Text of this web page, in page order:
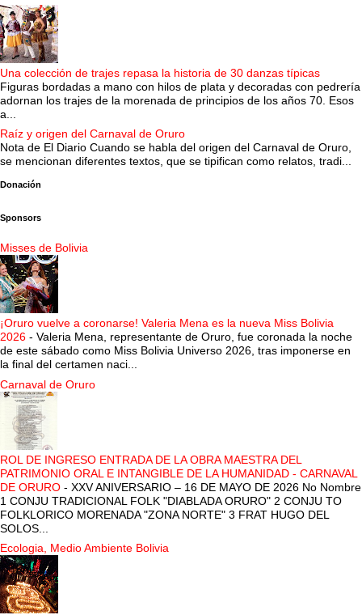
Una colección de trajes repasa la historia de 30 danzas típicas
Figuras bordadas a mano con hilos de plata y decoradas con pedrería
adornan los trajes de la morenada de principios de los años 70. Esos
a...
Raíz y origen del Carnaval de Oruro
Nota de El Diario Cuando se habla del origen del Carnaval de Oruro,
se mencionan diferentes textos, que se tipifican como relatos, tradi...
Donación
Sponsors
Misses de Bolivia
¡Oruro vuelve a coronarse! Valeria Mena es la nueva Miss Bolivia
2026 - Valeria Mena, representante de Oruro, fue coronada la noche
de este sábado como Miss Bolivia Universo 2026, tras imponerse en
la final del certamen naci...
Carnaval de Oruro
ROL DE INGRESO ENTRADA DE LA OBRA MAESTRA DEL
PATRIMONIO ORAL E INTANGIBLE DE LA HUMANIDAD - CARNAVAL
DE ORURO - XXV ANIVERSARIO – 16 DE MAYO DE 2026 No Nombre
1 CONJU TRADICIONAL FOLK "DIABLADA ORURO" 2 CONJU TO
FOLKLORICO MORENADA "ZONA NORTE" 3 FRAT HUGO DEL
SOLOS...
Ecologia, Medio Ambiente Bolivia